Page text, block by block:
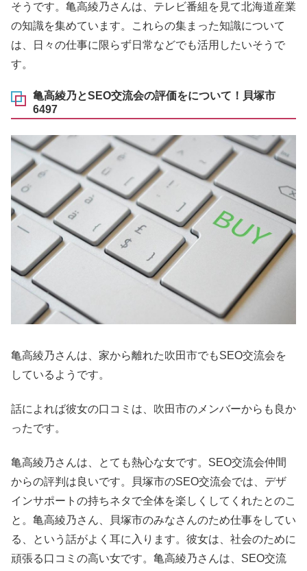
そうです。亀高綾乃さんは、テレビ番組を見て北海道産業
の知識を集めています。これらの集まった知識について
は、日々の仕事に限らず日常などでも活用したいそうで
す。
亀高綾乃とSEO交流会の評価をについて！貝塚市
6497
亀高綾乃さんは、家から離れた吹田市でもSEO交流会を
しているようです。
話によれば彼女の口コミは、吹田市のメンバーからも良か
ったです。
亀高綾乃さんは、とても熱心な女です。SEO交流会仲間
からの評判は良いです。貝塚市のSEO交流会では、デザ
インサポートの持ちネタで全体を楽しくしてくれたとのこ
と。亀高綾乃さん、貝塚市のみなさんのため仕事をしてい
る、という話がよく耳に入ります。彼女は、社会のために
頑張る口コミの高い女です。亀高綾乃さんは、SEO交流